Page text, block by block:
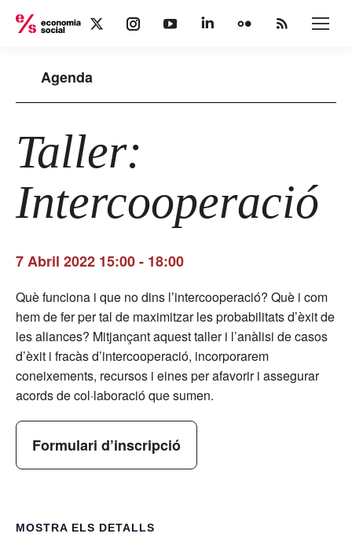
X
window
Instagram
window
YouTube
window
Linkedin
window
Flickr
window
Rss
window
Agenda
Taller:
Intercooperació
7 Abril 2022 15:00- 18:00
Què funciona i que no dins l’intercooperació? Què i com
hem de fer per tal de maximitzar les probabilitats d’èxit de
les aliances? Mitjançant aquest taller i l’anàlisi de casos
d’èxit i fracàs d’intercooperació, incorporarem
coneixements, recursos i eines per afavorir i assegurar
acords de col·laboració que sumen.
Formulari d’inscripció
MOSTRA ELS DETALLS